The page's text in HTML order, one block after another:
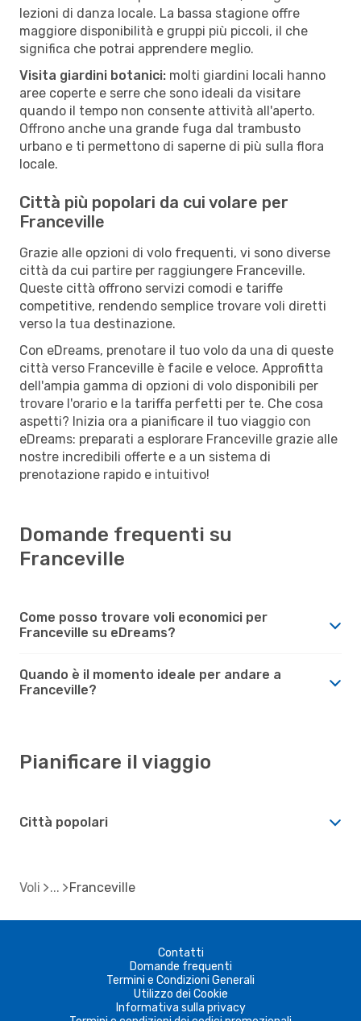
lezioni di danza locale. La bassa stagione offre
maggiore disponibilità e gruppi più piccoli, il che
significa che potrai apprendere meglio.
Visita giardini botanici: molti giardini locali hanno
aree coperte e serre che sono ideali da visitare
quando il tempo non consente attività all'aperto.
Offrono anche una grande fuga dal trambusto
urbano e ti permettono di saperne di più sulla flora
locale.
Città più popolari da cui volare per
Franceville
Grazie alle opzioni di volo frequenti, vi sono diverse
città da cui partire per raggiungere Franceville.
Queste città offrono servizi comodi e tariffe
competitive, rendendo semplice trovare voli diretti
verso la tua destinazione.
Con eDreams, prenotare il tuo volo da una di queste
città verso Franceville è facile e veloce. Approfitta
dell'ampia gamma di opzioni di volo disponibili per
trovare l'orario e la tariffa perfetti per te. Che cosa
aspetti? Inizia ora a pianificare il tuo viaggio con
eDreams: preparati a esplorare Franceville grazie alle
nostre incredibili offerte e a un sistema di
prenotazione rapido e intuitivo!
Domande frequenti su
Franceville
Come posso trovare voli economici per
Franceville su eDreams?
Quando è il momento ideale per andare a
Franceville?
Pianificare il viaggio
Città popolari
Voli Franceville
Contatti
Domande frequenti
Termini e Condizioni Generali
Utilizzo dei Cookie
Informativa sulla privacy